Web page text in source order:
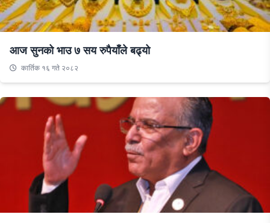
आज सुनको भाउ ७ सय रुपैयाँले बढ्यो
कार्तिक १६ गते २०८२